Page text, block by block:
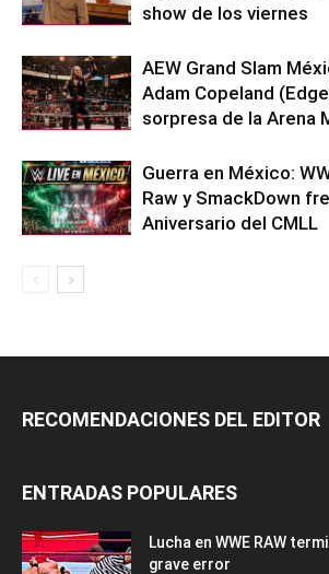
show de los viernes
AEW Grand Slam
Adam Copeland
sorpresa de la Arena
Guerra en México:
Raw y SmackDown
Aniversario del CMLL
RECOMENDACIONES DEL EDITOR
ENTRADAS POPULARES
Lucha en WWE RAW
grave error